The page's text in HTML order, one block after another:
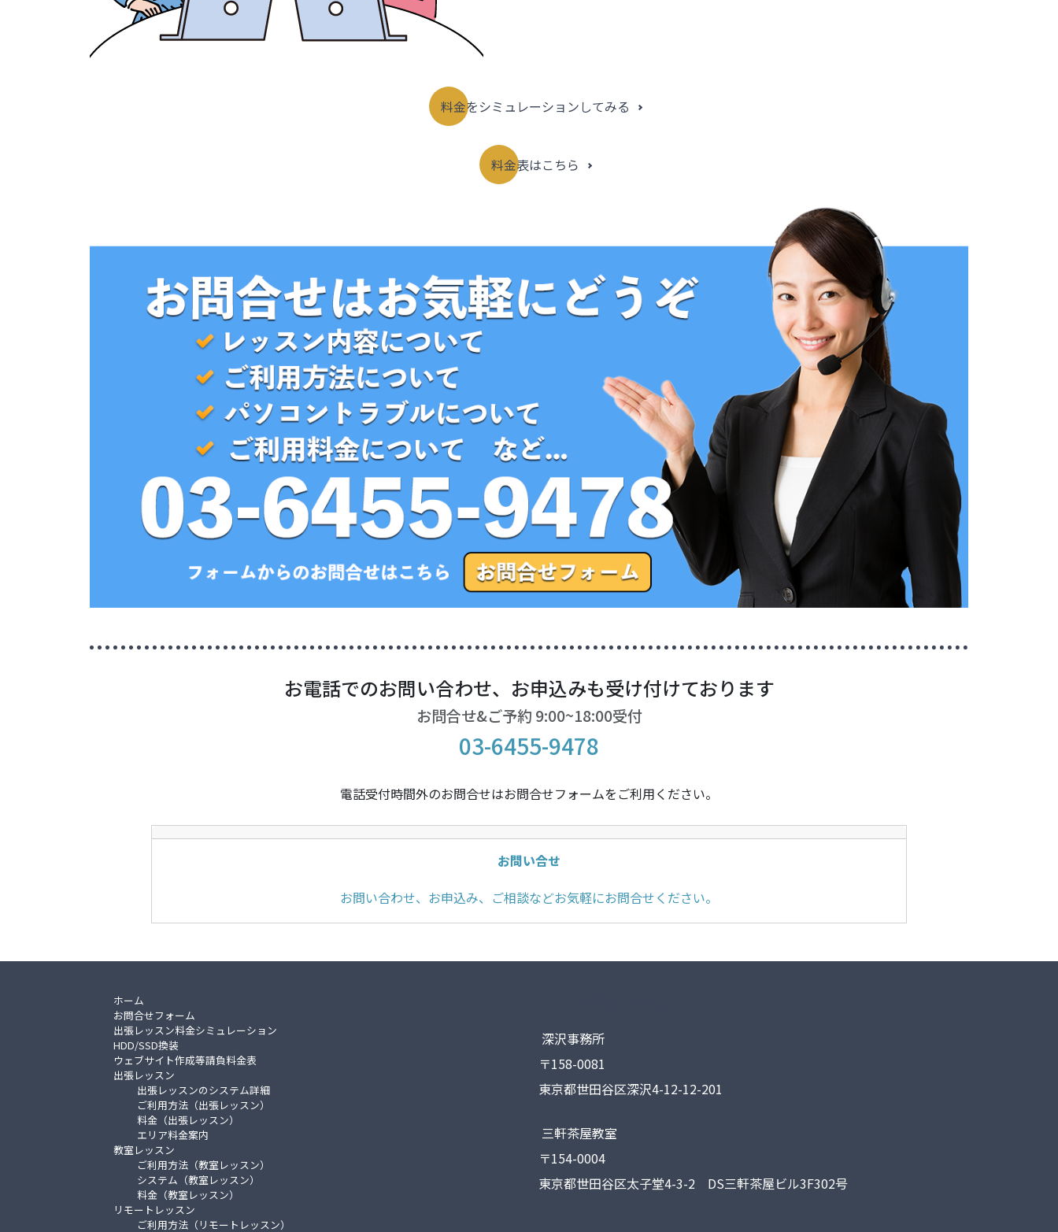
料金をシミュレーションしてみる
料金表はこちら
お電話でのお問い合わせ、お申込みも受け付けております
お問合せ&ご予約 9:00~18:00受付
03-6455-9478
電話受付時間外のお問合せはお問合せフォームをご利用ください。
お問い合せ
お問い合わせ、お申込み、ご相談などお気軽にお問合せください。
ホーム
お問合せフォーム
出張レッスン料金シミュレーション
HDD/SSD換装
ウェブサイト作成等請負料金表
出張レッスン
出張レッスンのシステム詳細
ご利用方法（出張レッスン）
料金（出張レッスン）
エリア料金案内
教室レッスン
ご利用方法（教室レッスン）
システム（教室レッスン）
料金（教室レッスン）
リモートレッスン
ご利用方法（リモートレッスン）
深沢事務所
〒158-0081
東京都世田谷区深沢4-12-12-201
三軒茶屋教室
〒154-0004
東京都世田谷区太子堂4-3-2 DS三軒茶屋ビル3F302号